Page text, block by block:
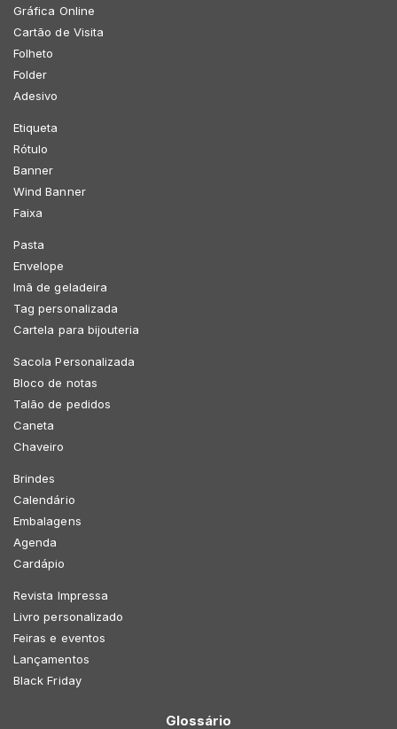
Gráfica Online
Cartão de Visita
Folheto
Folder
Adesivo
Etiqueta
Rótulo
Banner
Wind Banner
Faixa
Pasta
Envelope
Imã de geladeira
Tag personalizada
Cartela para bijouteria
Sacola Personalizada
Bloco de notas
Talão de pedidos
Caneta
Chaveiro
Brindes
Calendário
Embalagens
Agenda
Cardápio
Revista Impressa
Livro personalizado
Feiras e eventos
Lançamentos
Black Friday
Glossário